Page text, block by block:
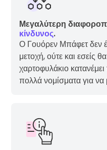
Μεγαλύτερη
κίνδυνος.
Ο Γουόρεν Μπάφετ δεν
μετοχή, ούτε και εσείς
χαρτοφυλάκιο
πολλά νομίσματα για να